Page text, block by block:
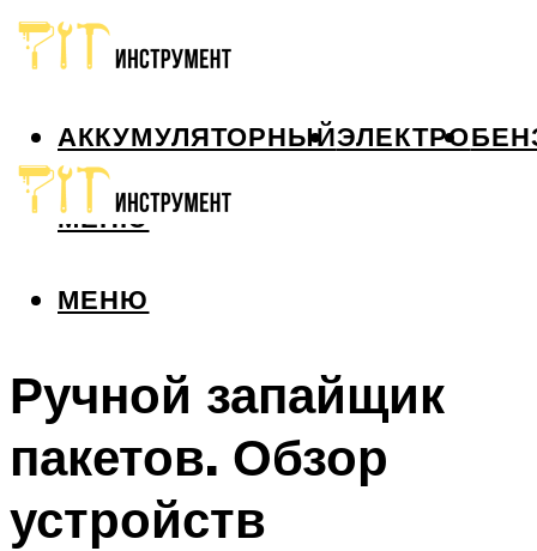
АККУМУЛЯТОРНЫЙЭЛЕКТРО
МЕНЮ
МЕНЮ
Ручной запайщик
пакетов. Обзор
устройств